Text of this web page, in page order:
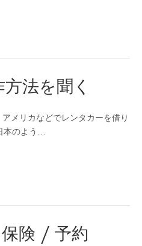
法を聞く
リカなどでレンタカーを借り
本のよう…
険 / 予約